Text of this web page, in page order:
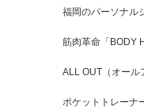
福岡のパーソナル
筋肉革命「BODY
ALL OUT（オール
ポケットトレーナ